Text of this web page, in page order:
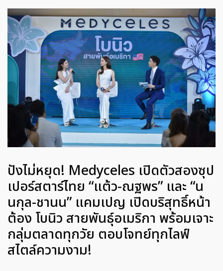
ปังไม่หยุด! Medyceles เปิดตัวสองซุป
เปอร์สตาร์ไทย “แต้ว-ณฐพร” และ “น
นกุล-ชานน” แคมเปญ เปิดบริสุทธิ์หน้า
ต้อง โบนิว สายพันธุ์อเมริกา พร้อมเจาะ
กลุ่มตลาดทุกวัย ตอบโจทย์ทุกไลฟ์
สไตล์ความงาม!